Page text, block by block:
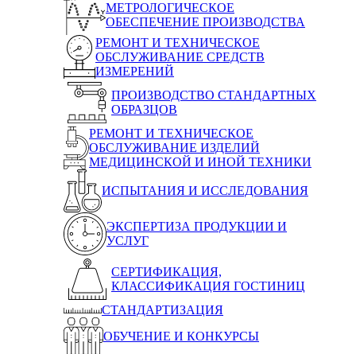
МЕТРОЛОГИЧЕСКОЕ
ОБЕСПЕЧЕНИЕ ПРОИЗВОДСТВА
РЕМОНТ И ТЕХНИЧЕСКОЕ
ОБСЛУЖИВАНИЕ СРЕДСТВ
ИЗМЕРЕНИЙ
ПРОИЗВОДСТВО СТАНДАРТНЫХ
ОБРАЗЦОВ
РЕМОНТ И ТЕХНИЧЕСКОЕ
ОБСЛУЖИВАНИЕ ИЗДЕЛИЙ
МЕДИЦИНСКОЙ И ИНОЙ ТЕХНИКИ
ИСПЫТАНИЯ И ИССЛЕДОВАНИЯ
ЭКСПЕРТИЗА ПРОДУКЦИИ И
УСЛУГ
СЕРТИФИКАЦИЯ,
КЛАССИФИКАЦИЯ ГОСТИНИЦ
СТАНДАРТИЗАЦИЯ
ОБУЧЕНИЕ И КОНКУРСЫ